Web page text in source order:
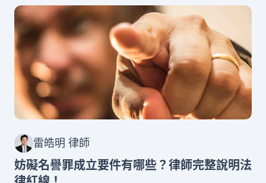
位，以及各種違法行為的具體刑責。
雷皓明 律師
妨礙名譽罪成立要件有哪些？律師完整說明法